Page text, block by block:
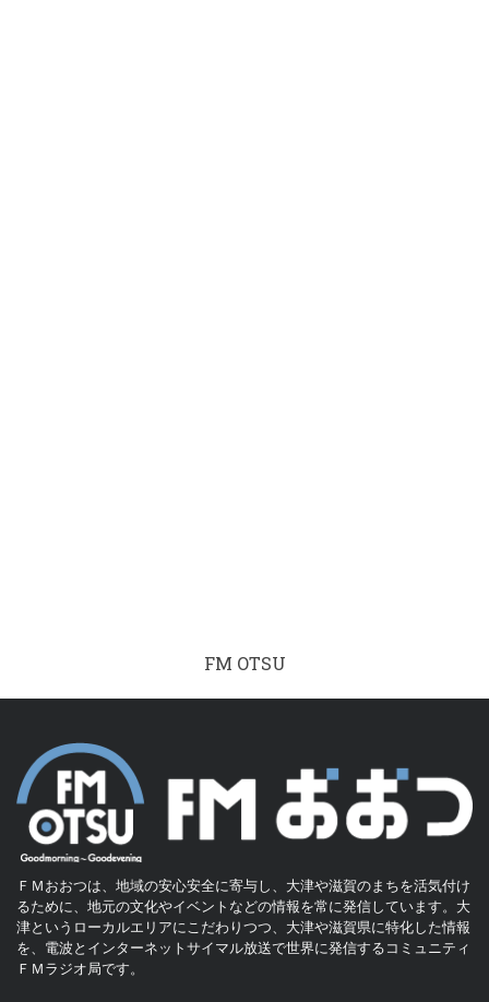
FM OTSU
ＦＭおおつは、地域の安心安全に寄与し、大津や滋賀のまちを活気付け
るために、地元の文化やイベントなどの情報を常に発信しています。大
津というローカルエリアにこだわりつつ、大津や滋賀県に特化した情報
を、電波とインターネットサイマル放送で世界に発信するコミュニティ
ＦＭラジオ局です。